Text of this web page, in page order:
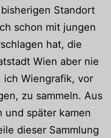
Standort
schon mit jungen
hat, die
Wien aber nie
ich Wiengrafik, vor
zu sammeln. Aus
und später kamen
dieser Sammlung